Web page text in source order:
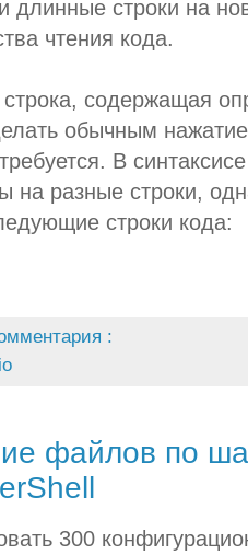
длинные строки на
чтения кода.
содержащая
обычным
В
на разные строки,
строки кода:
:
файлов по
300